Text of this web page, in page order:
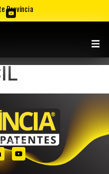
Província
REGISTROU!